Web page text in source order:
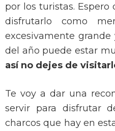
por los turistas.
disfrutarlo como
excesivamente
del año puede estar
así no dejes de
Te voy a dar una
servir para disfrutar
charcos que hay en